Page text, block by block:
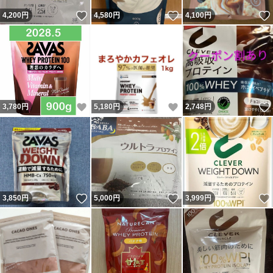
4,200円 いいね！
4,580円 いいね！
4,100円
3,780円 いいね！
5,180 円 いいね！
2,748円
3,850円 いいね！
5,000円 いいね！
3,999円